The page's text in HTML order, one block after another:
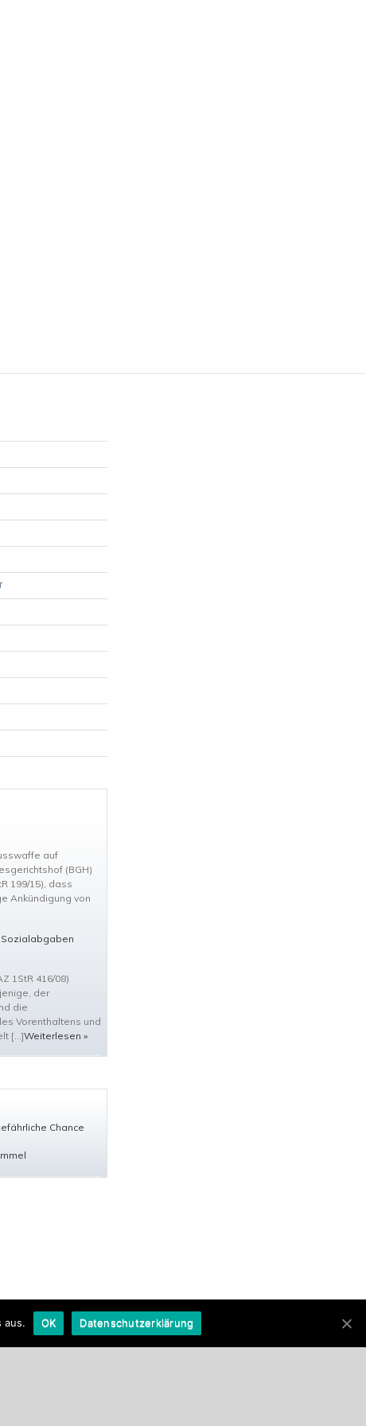
auf
(BGH)
199/15), dass
Ankündigung von
1StR 416/08)
der
die
Vorenthaltens und
[…]Weiterlesen »
Chance
aus. OK Datenschutzerklärung